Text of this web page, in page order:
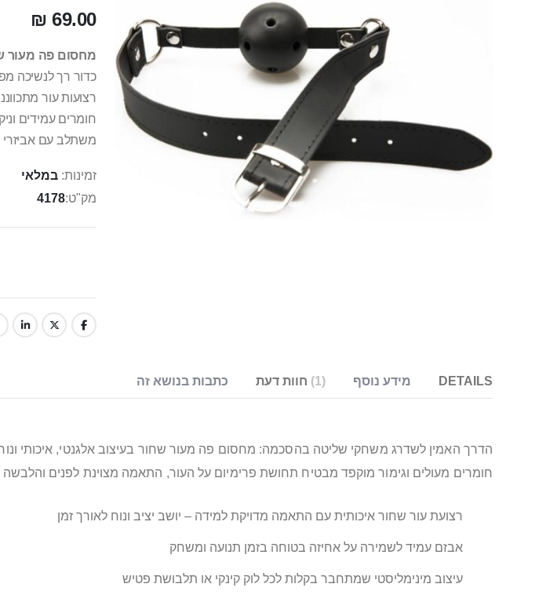
69.00 ₪
מחסום פה מעור
כדור רך לנשיכה
רצועות עור
חומרים עמידים
משתלב עם אביזרי
זמינות: במלאי
מק"ט 4178
DETAILS מידע נוסף 1 חוות דעת כתבות בנושא זה
הדרך האמין לשדרג משחקי שליטה בהסכמה: מחסום פה מעור שחור בעיצוב אלגנטי, איכותי
חומרים מעולים וגימור מוקפד מבטיח תחושת פרימיום על העור, התאמה מצוינת לפנים
רצועת עור שחור איכותית עם התאמה מדויקת למידה – יושב יציב ונוח לאורך זמן
אבזם עמיד לשמירה על אחיזה בטוחה בזמן תנועה ומשחק
עיצוב מינימליסטי שמתחבר בקלות לכל לוק קינקי או תלבושת פטיש